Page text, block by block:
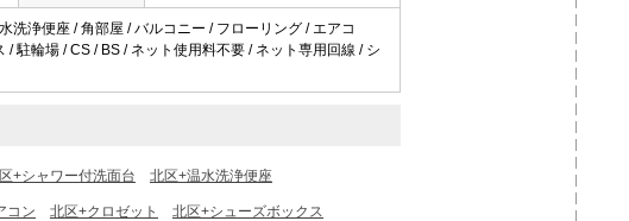
洗浄便座 / 角部屋 / バルコニー / フローリング / エアコ
駐輪場 / CS / BS / ネット使用料不要 / ネット専用回線 / シ
+シャワー付洗面台 北区+温水洗浄便座
コン 北区+クロゼット 北区+シューズボックス